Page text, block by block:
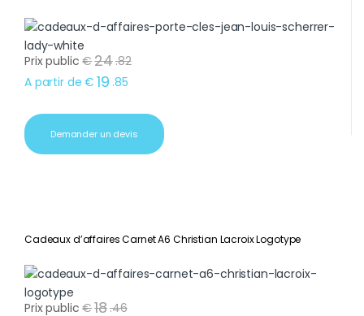
Prix public €24.82
A partir de € 19 .85
Demander un devis
Cadeaux d’affaires Carnet A6 Christian Lacroix Logotype
Prix public €18.46